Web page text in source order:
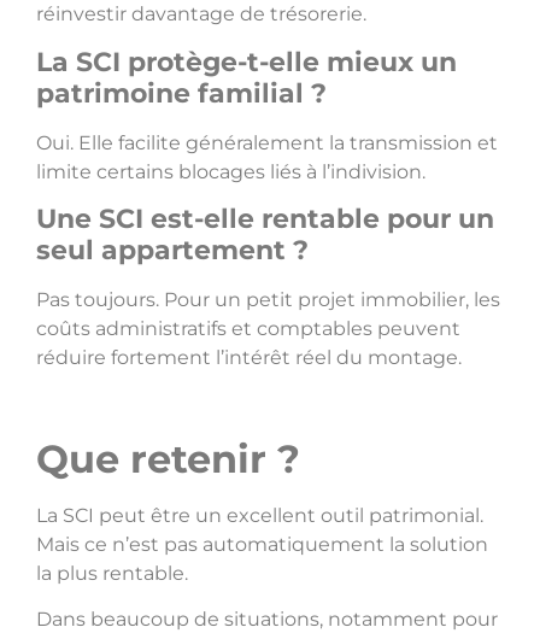
réinvestir davantage de trésorerie.
La SCI protège-t-elle mieux un
patrimoine familial ?
Oui. Elle facilite généralement la transmission et
limite certains blocages liés à l’indivision.
Une SCI est-elle rentable pour un
seul appartement ?
Pas toujours. Pour un petit projet immobilier, les
coûts administratifs et comptables peuvent
réduire fortement l’intérêt réel du montage.
Que retenir ?
La SCI peut être un excellent outil patrimonial.
Mais ce n’est pas automatiquement la solution
la plus rentable.
Dans beaucoup de situations, notamment pour